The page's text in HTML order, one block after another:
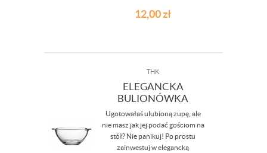
12,00zł
THK
ELEGANCKA
BULIONÓWKA
Ugotowałaś ulubioną zupę, ale
nie masz jak jej podać gościom na
stół? Nie panikuj! Po prostu
zainwestuj w elegancką